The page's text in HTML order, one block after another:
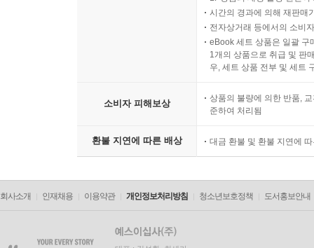
시간의 경과에 의해 재판매
전자상거래 등에서의 소비
eBook 세트 상품은 일괄 구
1개의 상품으로 취급 및 판
우, 세트 상품 전부 및 세트
소비자 피해보상
상품의 불량에 의한 반품,
준하여 처리됨
환불 지연에 따른 배상 대금 환불 및 환불 지연에
회사소개 인재채용 이용약관 개인정보처리방침 청소년보호정책 도서홍보안내